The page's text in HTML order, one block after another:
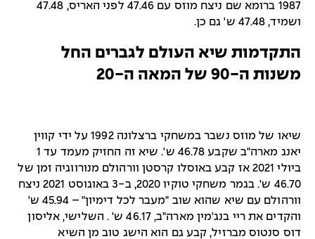
1987 ברומא שם ניצח מוזס עם 47.46 לפני האריס, 47.48
ושמיד, 47.48 ש' גם כן.
התקדמות שיא העולם לגברים החל
משנות ה-90 של המאה ה-20
שיאו של מוזס נשבר במשחקי ברצלונה 1992 על ידי קווין
יאנג מארה"ב שקבע 46.78 ש'. שיא זה החזיק מעמד עד 1
ביולי 2021 אז קבע באוסלו קרסטן וורהולם מנורווגיה זמן של
46.70 ש'. בגמר משחקי טוקיו 2020, ב-3 באוגוסט 2021 ניצח
וורהולם עם שיא שהוא שוב "מעבר לכל דימיון" – 45.94 ש'
והקדים את ריי בנג'מין מארה"ב, 46.17 ש' . השלישי, אליסון
דוס סנטוס מברזיל, קבע גם הוא הישג טוב מן השיא